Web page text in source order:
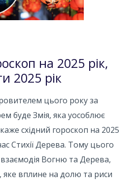
на 2025 рік,
2025 рік
цього року за
буде Змія, яка уособлює
східний гороскоп на 2025
Стихії Дерева. Тому цього
Вогню та Дерева,
яке вплине на долю та риси